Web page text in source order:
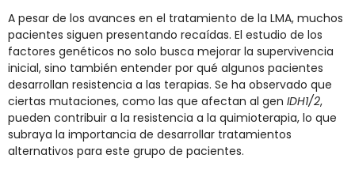
A pesar de los avances en el tratamiento de la LMA, muchos
pacientes siguen presentando recaídas. El estudio de los
factores genéticos no solo busca mejorar la supervivencia
inicial, sino también entender por qué algunos pacientes
desarrollan resistencia a las terapias. Se ha observado que
ciertas mutaciones, como las que afectan al gen IDH1/2,
pueden contribuir a la resistencia a la quimioterapia, lo que
subraya la importancia de desarrollar tratamientos
alternativos para este grupo de pacientes.